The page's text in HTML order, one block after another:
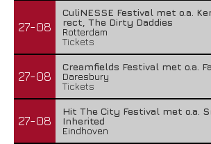
27-08
CuliNESSE Festival met o.a.
rect, The Dirty Daddies
Rotterdam
Tickets
27-08
Creamfields Festival met o.a.
Daresbury
Tickets
27-08
Hit The City Festival met o.a.
Inherited
Eindhoven